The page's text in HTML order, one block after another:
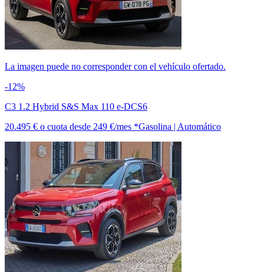
La imagen puede no corresponder con el vehículo ofertado.
-12%
C3 1.2 Hybrid S&S Max 110 e-DCS6
20.495 € o cuota desde 249 €/mes *Gasolina | Automático